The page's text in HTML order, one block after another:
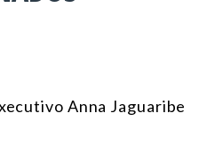
Anna Jaguaribe